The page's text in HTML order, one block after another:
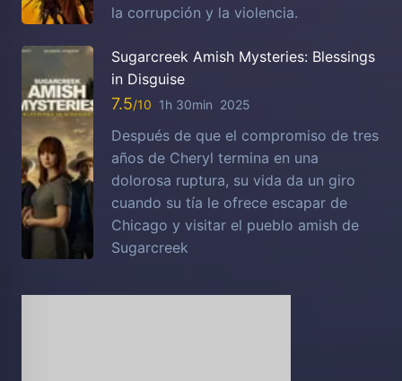
la corrupción y la violencia.
Sugarcreek Amish Mysteries: Blessings
in Disguise
7.5 1h 30min 2025
Después de que el compromiso de tres
años de Cheryl termina en una
dolorosa ruptura, su vida da un giro
cuando su tía le ofrece escapar de
Chicago y visitar el pueblo amish de
Sugarcreek